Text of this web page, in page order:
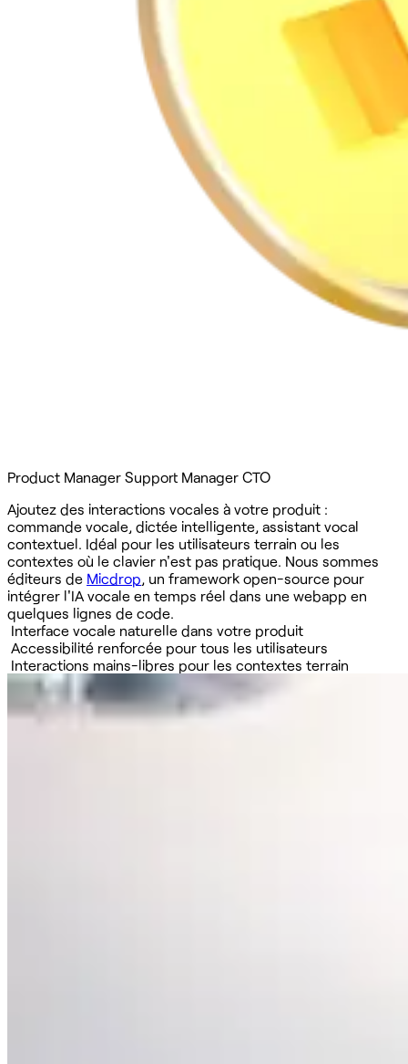
Product Manager Support Manager CTO
Ajoutez des interactions vocales à votre produit :
commande vocale, dictée intelligente, assistant vocal
contextuel. Idéal pour les utilisateurs terrain ou les
contextes où le clavier n'est pas pratique. Nous sommes
éditeurs de Micdrop, un framework open-source pour
intégrer l'IA vocale en temps réel dans une webapp en
quelques lignes de code.
Interface vocale naturelle dans votre produit
Accessibilité renforcée pour tous les utilisateurs
Interactions mains-libres pour les contextes terrain